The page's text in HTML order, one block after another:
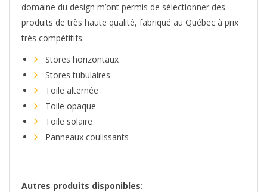
domaine du design m’ont permis de sélectionner des
produits de très haute qualité, fabriqué au Québec à prix
très compétitifs.
Stores horizontaux
Stores tubulaires
Toile alternée
Toile opaque
Toile solaire
Panneaux coulissants
Autres produits disponibles: